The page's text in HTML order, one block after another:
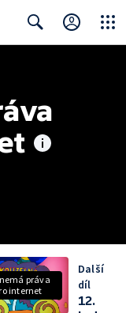
práva
internet
Další
díl
12.